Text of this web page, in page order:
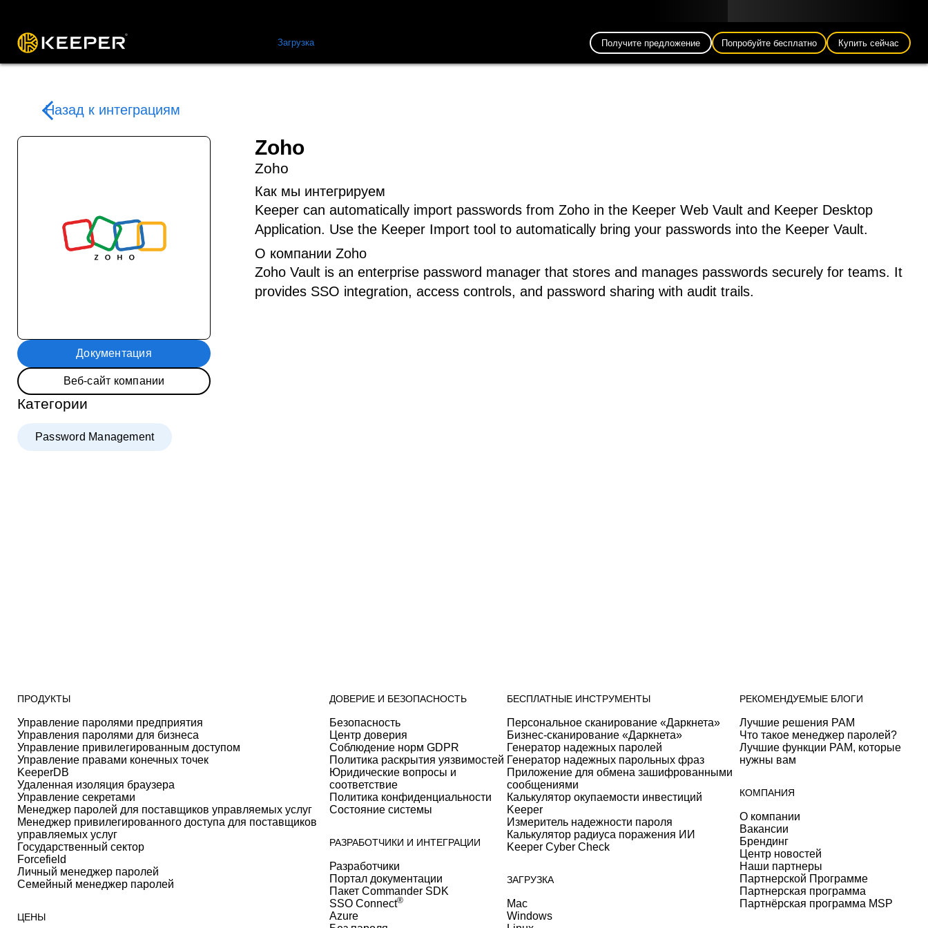
Загрузка Получите предложение Попробуйте бесплатно Купить сейчас
Назад к интеграциям
Документация
Веб-сайт компании
Категории
Password Management
Zoho
Zoho
Как мы интегрируем
Keeper can automatically import passwords from Zoho in the Keeper Web Vault and Keeper Desktop
Application. Use the Keeper Import tool to automatically bring your passwords into the Keeper Vault.
О компании Zoho
Zoho Vault is an enterprise password manager that stores and manages passwords securely for teams. It
provides SSO integration, access controls, and password sharing with audit trails.
ПРОДУКТЫ
Управление паролями предприятия
Управления паролями для бизнеса
Управление привилегированным доступом
Управление правами конечных точек
KeeperDB
Удаленная изоляция браузера
Управление секретами
Менеджер паролей для поставщиков управляемых услуг
Менеджер привилегированного доступа для поставщиков
управляемых услуг
Государственный сектор
Forcefield
Личный менеджер паролей
Семейный менеджер паролей
ЦЕНЫ
ДОВЕРИЕ И БЕЗОПАСНОСТЬ
Безопасность
Центр доверия
Соблюдение норм GDPR
Политика раскрытия уязвимостей
Юридические вопросы и
соответствие
Политика конфиденциальности
Состояние системы
РАЗРАБОТЧИКИ И ИНТЕГРАЦИИ
Разработчики
Портал документации
Пакет Commander SDK
SSO Connect®
Azure
БЕСПЛАТНЫЕ ИНСТРУМЕНТЫ
Персональное сканирование «Даркнета»
Бизнес-сканирование «Даркнета»
Генератор надежных паролей
Генератор надежных парольных фраз
Приложение для обмена зашифрованными
сообщениями
Калькулятор окупаемости инвестиций
Keeper
Измеритель надежности пароля
Калькулятор радиуса поражения ИИ
Keeper Cyber Check
ЗАГРУЗКА
Mac
Windows
РЕКОМЕНДУЕМЫЕ БЛОГИ
Лучшие решения PAM
Что такое менеджер паролей?
Лучшие функции PAM, которые
нужны вам
КОМПАНИЯ
О компании
Вакансии
Брендинг
Центр новостей
Наши партнеры
Партнерской Программе
Партнерская программа
Партнёрская программа MSP